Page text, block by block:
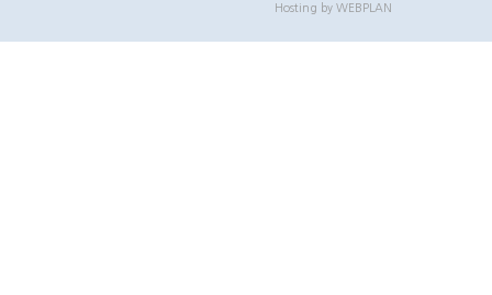
Hosting by WEBPLAN